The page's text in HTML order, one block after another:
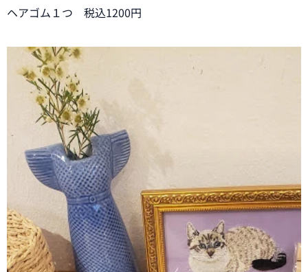
ヘアゴム１つ 税込1200円